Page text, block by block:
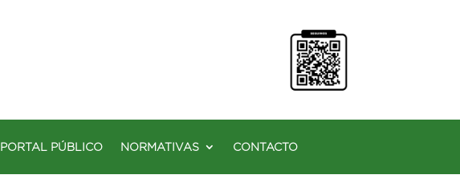
PORTAL PÚBLICO NORMATIVAS CONTACTO